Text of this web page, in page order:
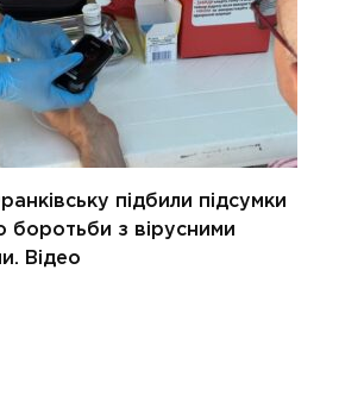
підбили підсумки
боротьби з вірусними
Відео